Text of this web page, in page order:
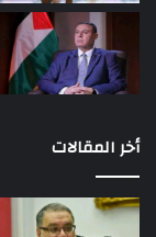
أخر المقالات